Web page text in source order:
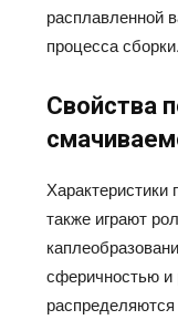
расплавленной
процесса сборки.
Свойства
Характеристики
также играют
сферичностью